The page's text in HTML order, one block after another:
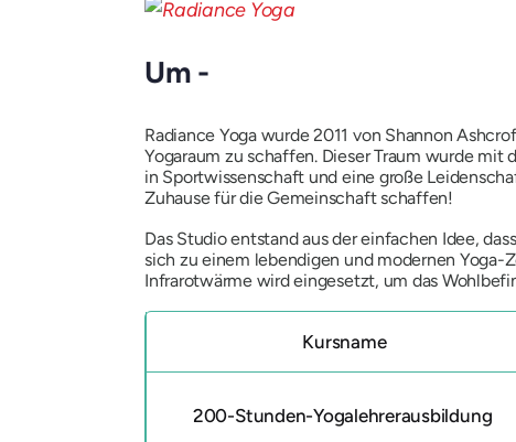
Um -
Radiance Yoga wurde 2011 von Shannon
Yogaraum zu schaffen. Dieser Traum wurde
in Sportwissenschaft und eine große
Zuhause für die Gemeinschaft schaffen!
Das Studio entstand aus der einfachen Idee,
sich zu einem lebendigen und modernen
Infrarotwärme wird eingesetzt, um das
Kursname
200-Stunden-Yogalehrerausbildung